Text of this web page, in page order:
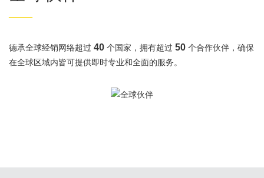
——
德承全球经销网络超过 40 个国家，拥有超过 50 个合作伙伴，确保
在全球区域内皆可提供即时专业和全面的服务。